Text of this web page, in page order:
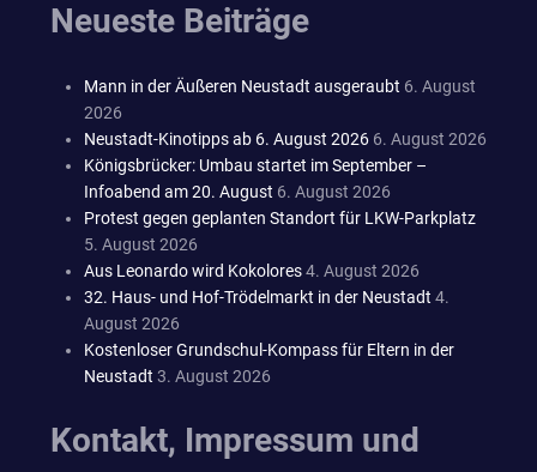
Neueste Beiträge
Mann in der Äußeren Neustadt ausgeraubt 6. August
2026
Neustadt-Kinotipps ab 6. August 2026 6. August 2026
Königsbrücker: Umbau startet im September –
Infoabend am 20. August 6. August 2026
Protest gegen geplanten Standort für LKW-Parkplatz
5. August 2026
Aus Leonardo wird Kokolores4. August 2026
32. Haus- und Hof-Trödelmarkt in der Neustadt 4.
August 2026
Kostenloser Grundschul-Kompass für Eltern in der
Neustadt 3. August 2026
Kontakt, Impressum und